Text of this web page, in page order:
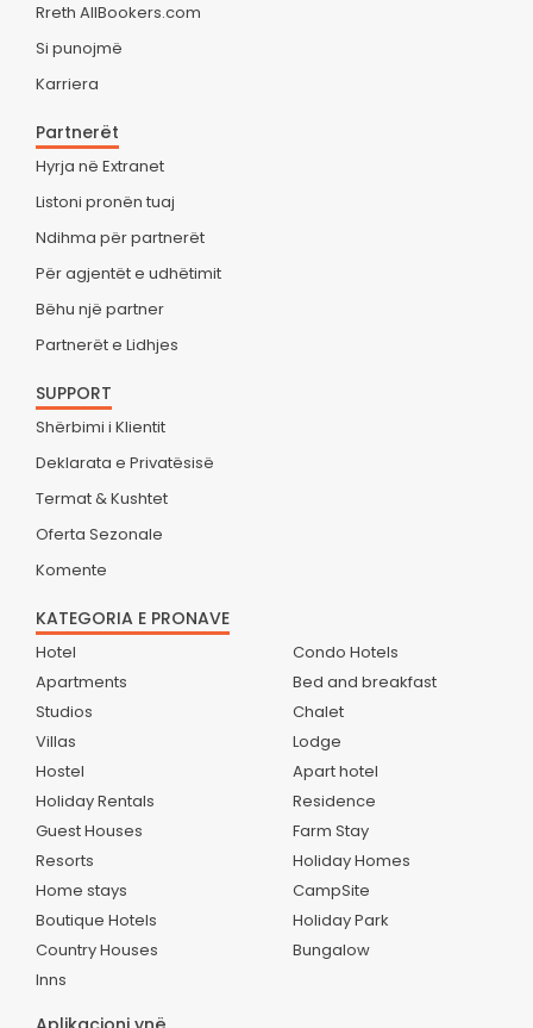
Rreth AllBookers.com
Si punojmë
Karriera
Partnerët
Hyrja në Extranet
Listoni pronën tuaj
Ndihma për partnerët
Për agjentët e udhëtimit
Bëhu një partner
Partnerët e Lidhjes
SUPPORT
Shërbimi i Klientit
Deklarata e Privatësisë
Termat & Kushtet
Oferta Sezonale
Komente
KATEGORIA E PRONAVE
Hotel
Apartments
Studios
Villas
Hostel
Holiday Rentals
Guest Houses
Resorts
Home stays
Boutique Hotels
Country Houses
Inns
Condo Hotels
Bed and breakfast
Chalet
Lodge
Apart hotel
Residence
Farm Stay
Holiday Homes
CampSite
Holiday Park
Bungalow